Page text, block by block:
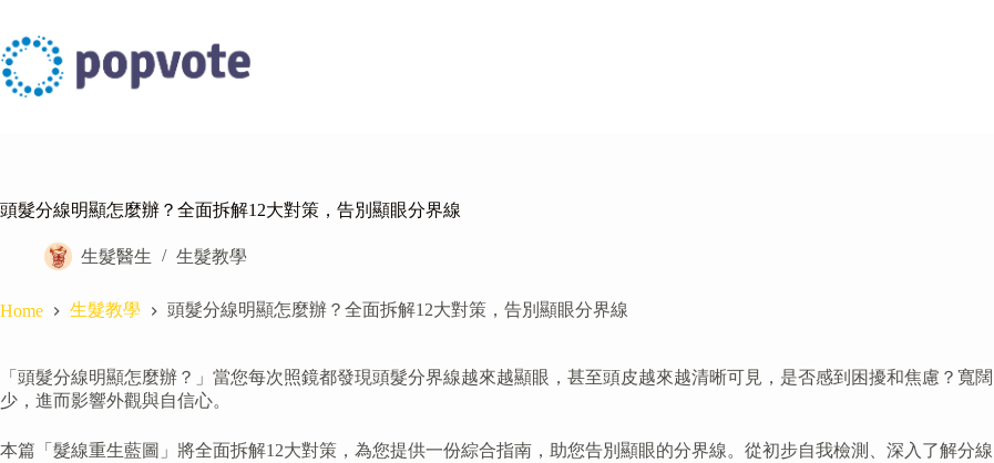
content
頭髮分線明顯怎麼辦？全面拆解12大對策，告別顯眼分界線
生髮醫生 生髮教學
Home 生髮教學 頭髮分線明顯怎麼辦？全面拆解12大對策，告別顯眼分界線
「頭髮分線明顯怎麼辦？」當您每次照鏡都發現頭髮分界線越來越顯眼，甚至頭皮越來越清晰可見，是否感到困擾和焦慮？寬
少，進而影響外觀與自信心。
本篇「髮線重生藍圖」將全面拆解12大對策，為您提供一份綜合指南，助您告別顯眼的分界線。從初步自我檢測、深入了解分